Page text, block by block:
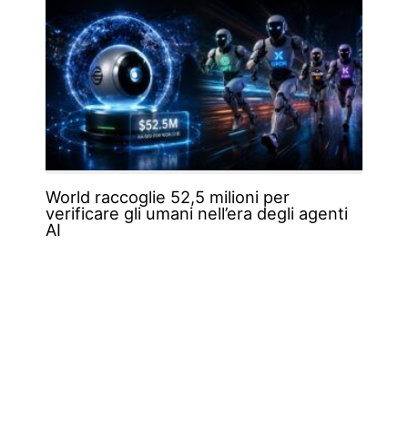
World raccoglie 52,5 milioni per
verificare gli umani nell’era degli agenti
AI